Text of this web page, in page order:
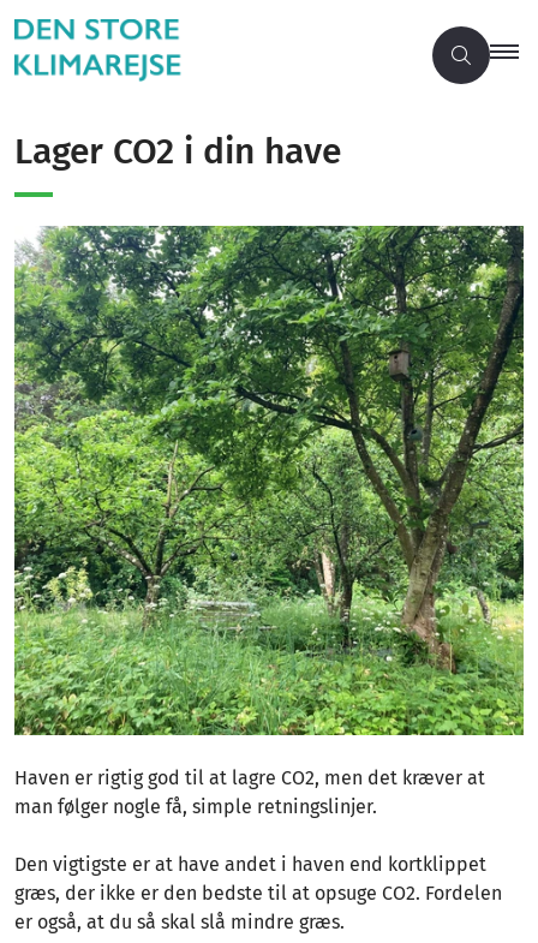
Lager CO2 i din have
Haven er rigtig god til at lagre CO2, men det kræver at
man følger nogle få, simple retningslinjer.
Den vigtigste er at have andet i haven end kortklippet
græs, der ikke er den bedste til at opsuge CO2. Fordelen
er også, at du så skal slå mindre græs.